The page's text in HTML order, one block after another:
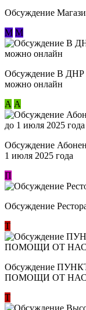
Обсуждение
М М
Обсуждение В ДНР
можно онлайн
А А
Обсуждение
1 июля 2025 года
П
Обсуждение
Т
Обсуждение
ПОМОЩИ ОТ
Т